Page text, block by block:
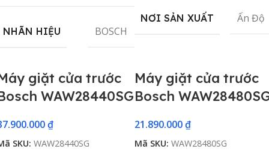
NHÃN HIỆU BOSCH
NƠI SẢN XUẤT Ấn Độ
giặt cửa trước
WAW28440SG
₫
SKU: WAW28440SG
Máy giặt cửa trước
Bosch
21.890.000₫
Mã SKU: WAW28480SG